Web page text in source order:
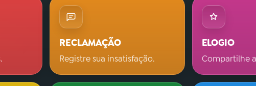
RECLAMAÇÃO
Registre sua insatisfação.
ELOGIO
Compartilhe